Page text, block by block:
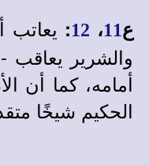
ع11، 12
: يعاتب
والشرير يعاقب
أمامه، كما أن
الحكيم شيخًا